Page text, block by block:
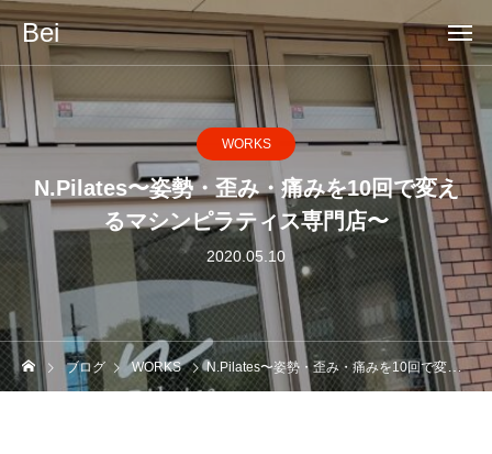
Bei
WORKS
N.Pilates〜姿勢・歪み・痛みを10回で変え
るマシンピラティス専門店〜
2020.05.10
ブログ WORKS N.Pilates〜姿勢・歪み・痛みを10回で変えるマシンピラティス専門店〜